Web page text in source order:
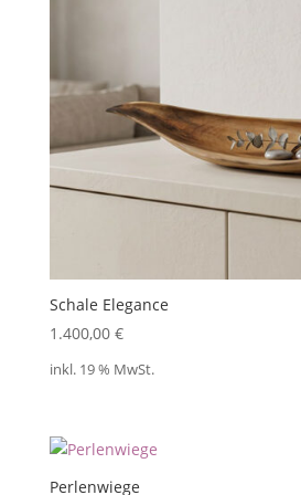
Schale Elegance
1.400,00 €
inkl. 19 % MwSt.
Perlenwiege